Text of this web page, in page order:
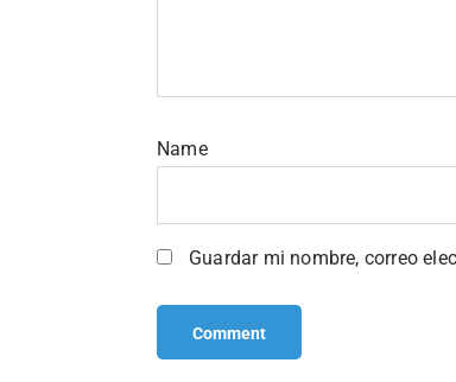
Name
Guardar mi nombre, correo